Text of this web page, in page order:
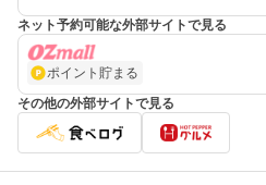
ネット予約可能な外部サイトで見る
ポイント貯まる
その他の外部サイトで見る